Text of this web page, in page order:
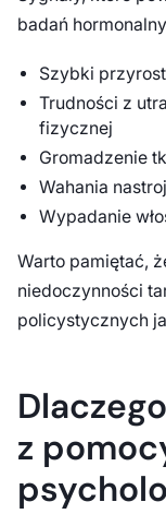
badań
Szybki
Trudności z
fizycznej
Gromadzenie
Wahania
Wypadanie
Warto pamiętać,
niedoczynności
policystycznych
z